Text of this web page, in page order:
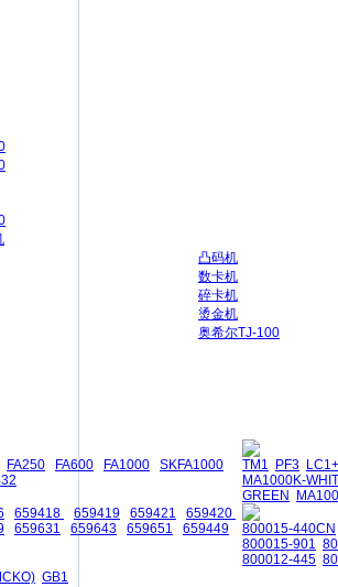
凸码机
数卡机
碎卡机
烫金机
奥希尔TJ-100
FA250 FA600 FA1000
SKFA1000
659418 659419 659421
659420
659631 659643 659651
659449
GB1
TM1 PF3 LC1+
MA1000K-
GREEN
800015-440CN
800015-901
800012-445